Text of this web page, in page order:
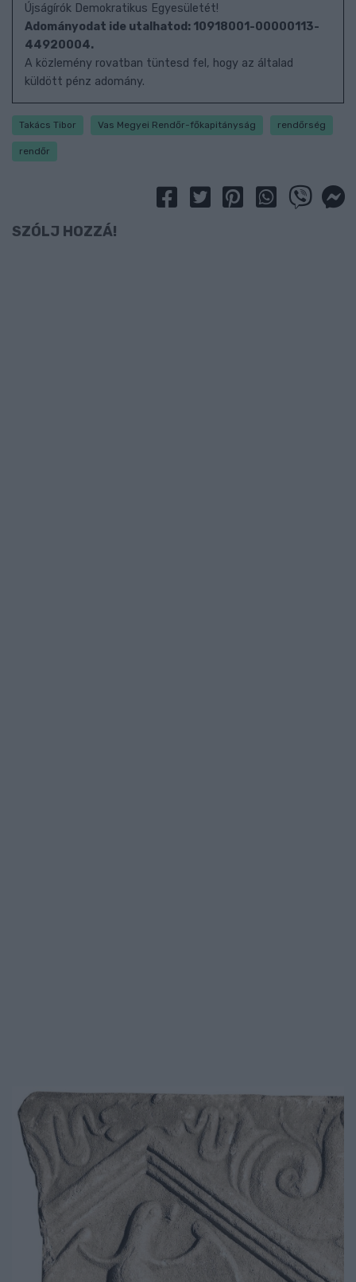
Újságírók Demokratikus Egyesületét!
Adományodat ide utalhatod: 10918001-00000113-
44920004.
A közlemény rovatban tüntesd fel, hogy az általad
küldött pénz adomány.
Takács Tibor Vas Megyei Rendőr-főkapitányság rendőrség
rendőr
SZÓLJ HOZZÁ!